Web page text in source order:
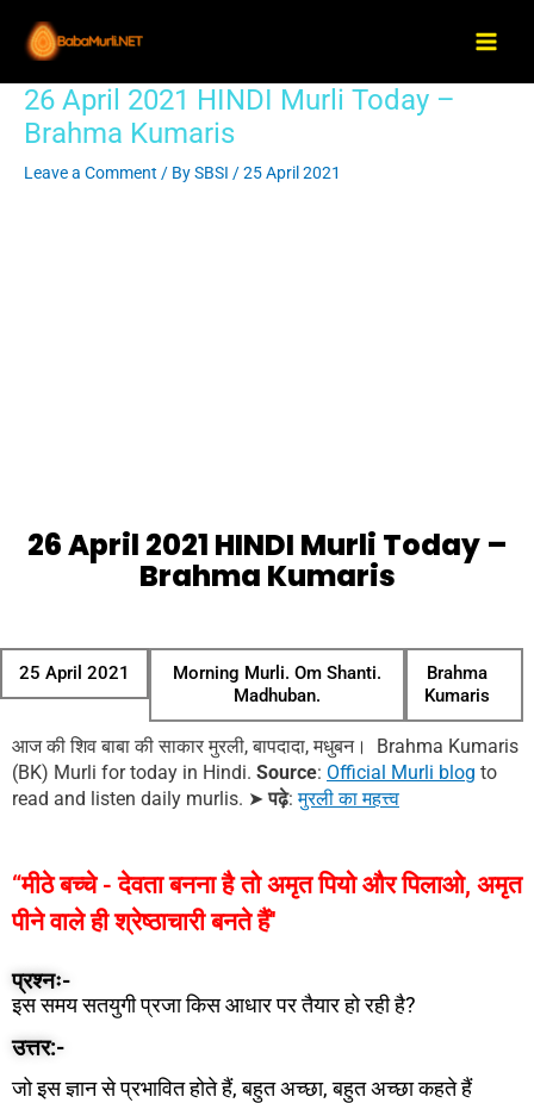
content
26 April 2021 HINDI Murli Today –
Brahma Kumaris
Leave a Comment / BySBSI /25 April 2021
26 April 2021 HINDI Murli Today –
Brahma Kumaris
25 April 2021
Morning Murli. Om Shanti.
Madhuban.
Brahma
Kumaris
आज की शिव बाबा की साकार मुरली, बापदादा, मधुबन। Brahma Kumaris
(BK) Murli for today in Hindi. Source: Official Murli blog to
read and listen daily murlis. ➤पढ़े:मुरली का महत्त्व
“मीठे बच्चे - देवता बनना है तो अमृत पियो और पिलाओ, अमृत
पीने वाले ही श्रेष्ठाचारी बनते हैं''
प्रश्नः-
इस समय सतयुगी प्रजा किस आधार पर तैयार हो रही है?
उत्तर:-
जो इस ज्ञान से प्रभावित होते हैं, बहुत अच्छा, बहुत अच्छा कहते हैं
Post
navigation